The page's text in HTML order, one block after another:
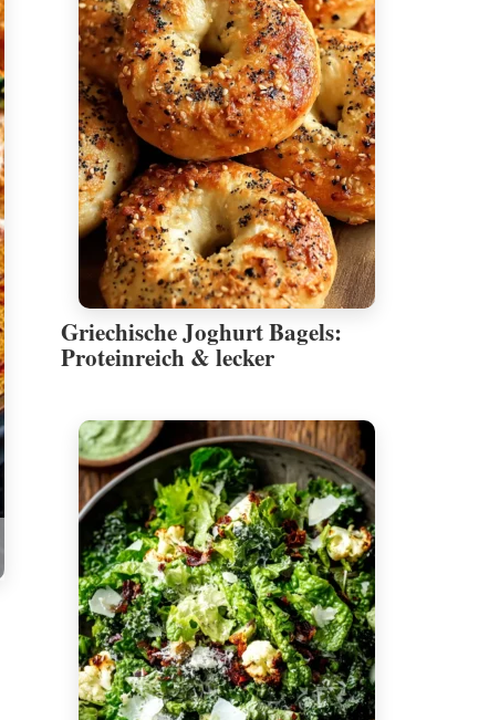
Griechische Joghurt Bagels:
Proteinreich & lecker